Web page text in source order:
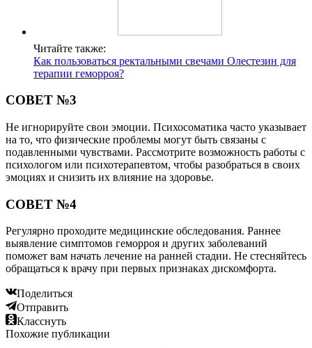
Читайте также:
Как пользоваться ректальными свечами Олестезин для
терапии геморроя?
СОВЕТ №3
Не игнорируйте свои эмоции. Психосоматика часто указывает
на то, что физические проблемы могут быть связаны с
подавленными чувствами. Рассмотрите возможность работы с
психологом или психотерапевтом, чтобы разобраться в своих
эмоциях и снизить их влияние на здоровье.
СОВЕТ №4
Регулярно проходите медицинские обследования. Раннее
выявление симптомов геморроя и других заболеваний
поможет вам начать лечение на ранней стадии. Не стесняйтесь
обращаться к врачу при первых признаках дискомфорта.
Поделиться
Отправить
Класснуть
Похожие публикации